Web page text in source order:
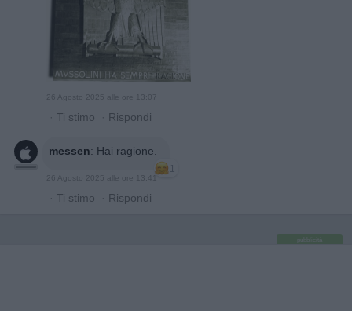
26 Agosto 2025 alle ore 13:07
· Ti stimo · Rispondi
messen: Hai ragione.
1
26 Agosto 2025 alle ore 13:41
· Ti stimo · Rispondi
pubblicità